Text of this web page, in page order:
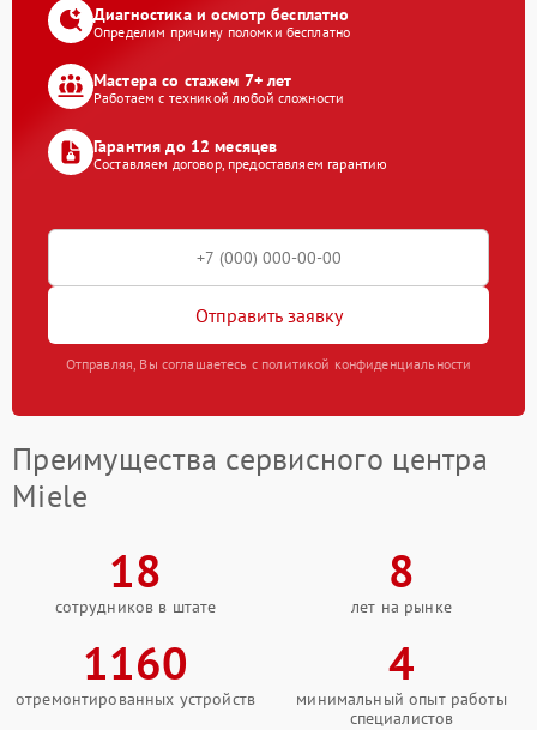
Диагностика и осмотр бесплатно
Определим причину поломки бесплатно
Мастера со стажем 7+ лет
Работаем с техникой любой сложности
Гарантия до 12 месяцев
Составляем договор, предоставляем гарантию
Отправить заявку
Отправляя, Вы соглашаетесь с политикой конфиденциальности
Преимущества сервисного центра
Miele
18
сотрудников в штате
8
лет на рынке
1160
отремонтированных устройств
4
минимальный опыт работы
специалистов